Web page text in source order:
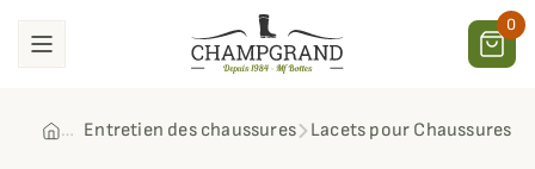
0
Entretien des chaussures Lacets pour Chaussures